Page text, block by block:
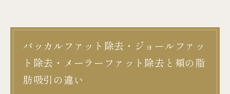
バッカルファット除去・ジョールファッ
ト除去・メーラーファット除去と頬の脂
肪吸引の違い